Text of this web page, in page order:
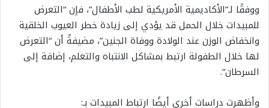
ووفقًا لـ”الأكاديمية الأمريكية لطب الأطفال”، فإن “التعرض
للمبيدات خلال الحمل قد يؤدي إلى زيادة خطر العيوب الخلقية
وانخفاض الوزن عند الولادة ووفاة الجنين”، مضيفةً أن “التعرض
لها خلال الطفولة ارتبط بمشاكل الانتباه والتعلم، إضافة إلى
السرطان”.
وأظهرت دراسات أخرى أيضًا ارتباط المبيدات بـ: